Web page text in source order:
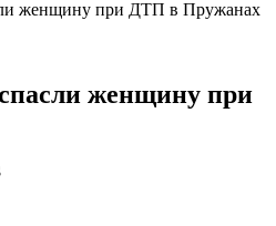
женщину при ДТП в Пружанах
женщину при